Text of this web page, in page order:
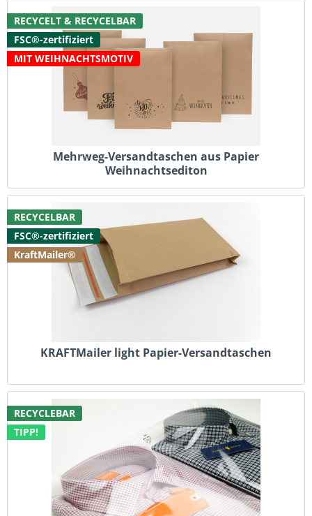
RECYCELT & RECYCELBAR
FSC®-zertifiziert
MIT WEIHNACHTSMOTIV
Mehrweg-Versandtaschen aus Papier
Weihnachtsediton
RECYCELBAR
FSC®-zertifiziert
KraftMailer®
KRAFTMailer light Papier-Versandtaschen
RECYCLEBAR
TIPP!